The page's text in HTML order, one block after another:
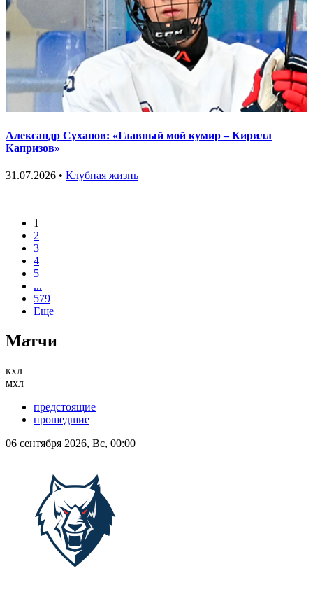
Александр Суханов: «Главный мой кумир – Кирилл
Капризов»
31.07.2026 • Клубная жизнь
1
2
3
4
5
...
579
Еще
Матчи
кхл
мхл
предстоящие
прошедшие
06 сентября 2026, Вс, 00:00